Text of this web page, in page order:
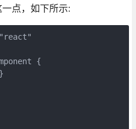
点，如下所示:
{